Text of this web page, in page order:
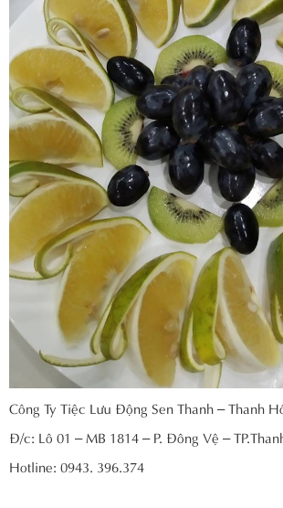
Công Ty Tiệc Lưu Động Sen Thanh – Thanh
Đ/c: Lô 01 – MB 1814 – P. Đông Vệ –
Hotline: 0943. 396.374